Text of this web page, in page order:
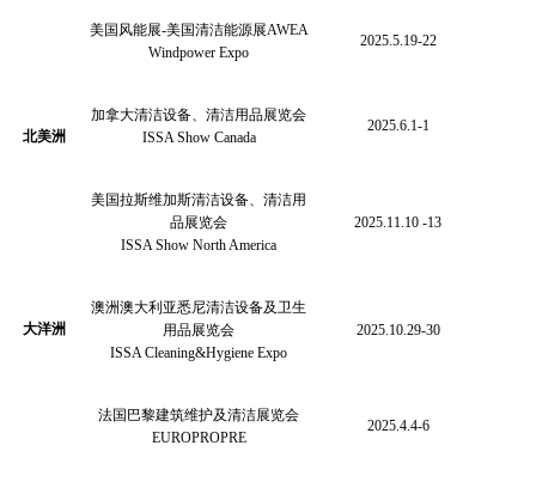
北美洲
美国风能展-美国清洁能源展AWEA
Windpower Expo
2025.5.19-22
加拿大清洁设备、清洁用品展览会
ISSA Show Canada
2025.6.1-1
美国拉斯维加斯清洁设备、清洁用
品展览会
ISSA Show North America
2025.11.10 -13
大洋洲
澳洲澳大利亚悉尼清洁设备及卫生
用品展览会
ISSA Cleaning&Hygiene Expo
2025.10.29-30
法国巴黎建筑维护及清洁展览会
EUROPROPRE
2025.4.4-6